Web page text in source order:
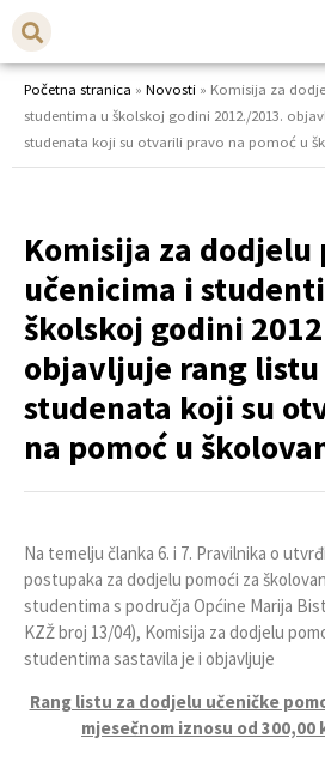
Početna stranica » Novosti » Komisija za
studentima u školskoj godini 2012./2013.
studenata koji su otvarili pravo na pomoć u
Komisija za dodjelu pomoći
učenicima i
školskoj godini
objavljuje rang
studenata koji su
na pomoć u
Na temelju članka 6. i 7. Pravilnika o
postupaka za dodjelu pomoći za
studentima s područja Općine Marija
KZŽ broj 13/04), Komisija za dodjelu
studentima sastavila je i objavljuje
Rang listu za dodjelu učeničke
mjesečnom iznosu od 300,00